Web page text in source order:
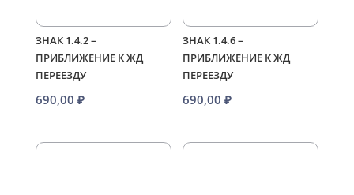
ЗНАК 1.4.2 –
ПРИБЛИЖЕНИЕ К ЖД
ПЕРЕЕЗДУ
690,00 ₽
ЗНАК 1.4.6 –
ПРИБЛИЖЕНИЕ К ЖД
ПЕРЕЕЗДУ
690,00₽